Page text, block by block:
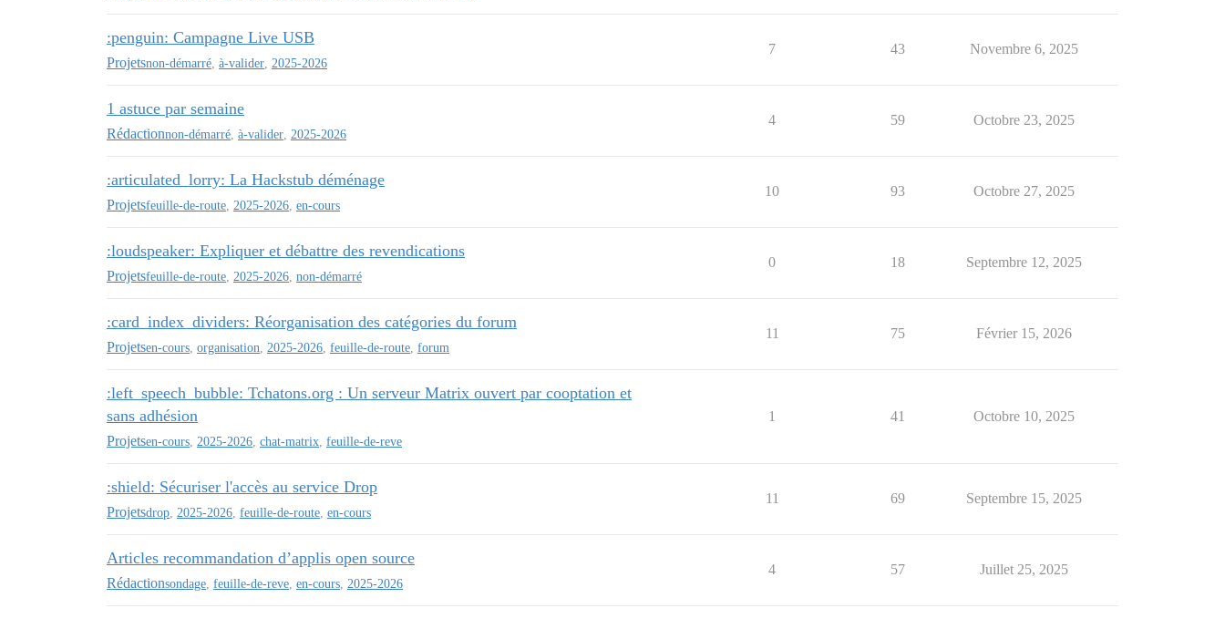
:penguin: Campagne Live USB
Projetsnon-démarré à-valider 2025-2026
7 43 Novembre 6, 2025
1 astuce par semaine
Rédactionnon-démarré à-valider 2025-2026
4 59 Octobre 23, 2025
:articulated_lorry: La Hackstub déménage
Projetsfeuille-de-route 2025-2026 en-cours
10 93 Octobre 27, 2025
:loudspeaker: Expliquer et débattre des revendications
Projetsfeuille-de-route 2025-2026 non-démarré
0 18 Septembre 12, 2025
:card_index_dividers: Réorganisation des catégories du forum
Projetsen-cours organisation 2025-2026 feuille-de-route forum
11 75 Février 15, 2026
:left_speech_bubble: Tchatons.org : Un serveur Matrix ouvert par cooptation et
sans adhésion
Projetsen-cours 2025-2026 chat-matrix feuille-de-reve
1 41 Octobre 10, 2025
:shield: Sécuriser l'accès au service Drop
Projetsdrop 2025-2026 feuille-de-route en-cours
11 69 Septembre 15, 2025
Articles recommandation d’applis open source
Rédactionsondage feuille-de-reve en-cours 2025-2026
4 57 Juillet 25, 2025